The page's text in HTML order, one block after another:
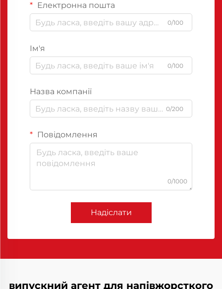
Електронна пошта
0/100
Ім'я
0/100
Назва компанії
0/200
Повідомлення
0/1000
Надіслати
випускний агент для напівжорсткого